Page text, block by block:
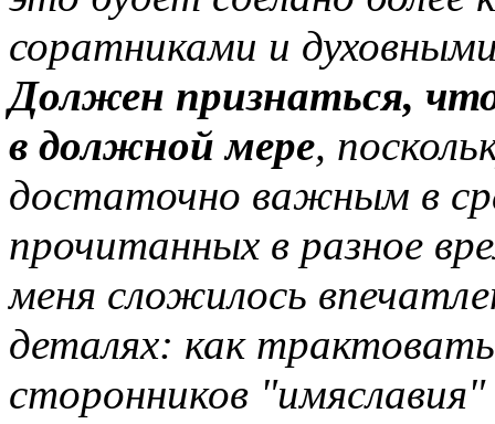
соратниками и
Должен признаться,
в должной мере,
достаточно важным в
прочитанных в разное
меня сложилось
деталях: как
сторонников